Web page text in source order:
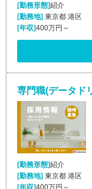
[勤務形態]紹介
[勤務地] 東京都 港区
[年収]400万円～
[勤務形態]紹介
[勤務地]東京都 港区
[年収]400万円～